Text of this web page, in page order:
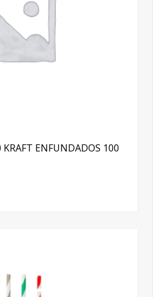
ENFUNDADOS 100